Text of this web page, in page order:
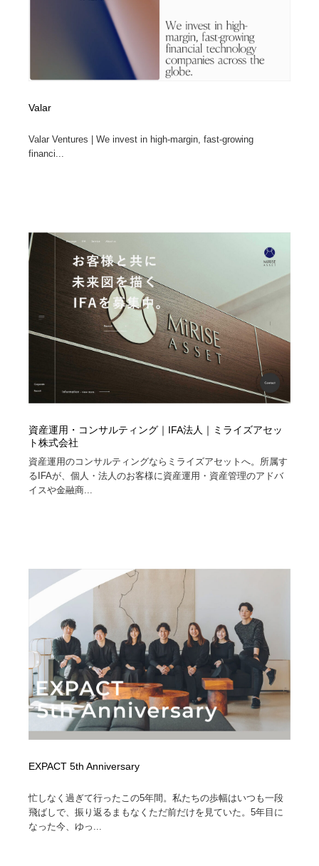
Valar
Valar Ventures | We invest in high-margin, fast-growing
financi...
資産運用・コンサルティング｜IFA法人｜ミライズアセッ
ト株式会社
資産運用のコンサルティングならミライズアセットへ。所属す
るIFAが、個人・法人のお客様に資産運用・資産管理のアドバ
イスや金融商...
EXPACT 5th Anniversary
忙しなく過ぎて行ったこの5年間。私たちの歩幅はいつも一段
飛ばしで、振り返るまもなくただ前だけを見ていた。5年目に
なった今、ゆっ...